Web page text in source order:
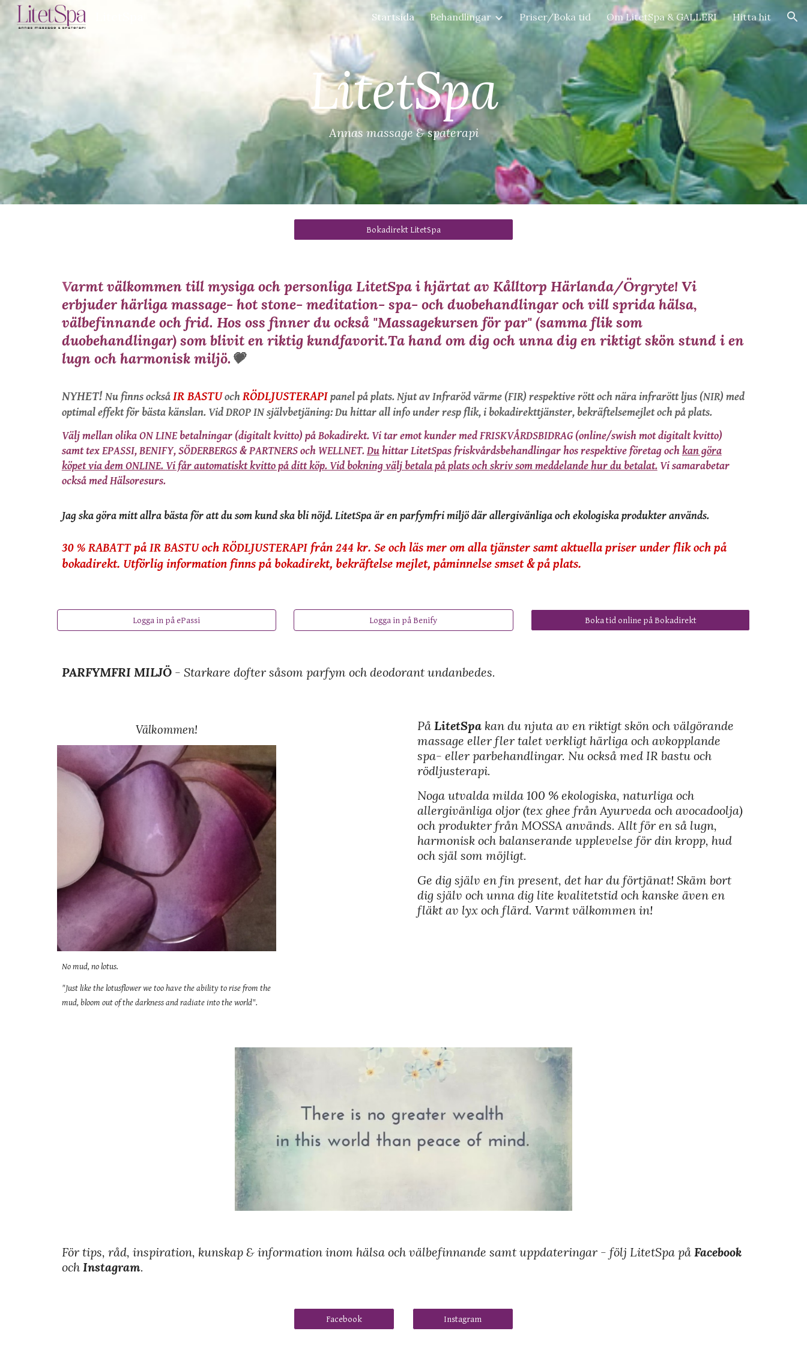
Skip to navigation
Startsida Behandlingar Priser/Boka tid Om LitetSpa & GALLERI Hitta hit
LitetSpa
Annas massage & spaterapi
Bokadirekt LitetSpa
Varmt välkommen till mysiga och personliga LitetSpa i hjärtat av Kålltorp Härlanda/Örgryte! Vi
erbjuder härliga massage- hot stone- meditation- spa- och duobehandlingar och vill sprida hälsa,
välbefinnande och frid. Hos oss finner du också "Massagekursen för par" (samma flik som
duobehandlingar)som blivit en riktig kundfavorit.Ta hand om dig och unna dig en riktigt skön stund i en
lugn och harmonisk miljö.💗
NYHET! Nu finns ocksåIR BASTUochRÖDLJUSTERAPIpanel på plats. Njut av Infraröd värme (FIR) respektive rött och nära infrarött ljus (NIR) med
optimal effekt för bästa känslan. Vid DROP IN självbetjäning: Du hittar all info under resp flik, i bokadirekttjänster, bekräftelsemejlet och på plats.
Välj mellan olika ON LINE betalningar (digitalt kvitto) på Bokadirekt. Vi tar emot kunder med FRISKVÅRDSBIDRAG (online/swish mot digitalt kvitto)
samt tex EPASSI, BENIFY, SÖDERBERGS & PARTNERS och WELLNET.Duhittar LitetSpas friskvårdsbehandlingar hos respektive företag ochkan göra
köpet via dem ONLINE. Vi får automatiskt kvitto på ditt köp. Vid bokning välj betala på platsochskriv som meddelandehur du betalat.Vi samarabetar
också med Hälsoresurs.
Jag ska göra mitt allra bästa för att du som kund ska bli nöjd. LitetSpa är enparfymfrimiljödärallergivänliga och ekologiska produkter används.
30 % RABATT på IR BASTUoch RÖDLJUSTERAPIfrån 244 kr. Se och läs mer om alla tjänster samt aktuella priser under flikoch på
bokadirekt. Utförlig information finns på bokadirekt, bekräftelse mejlet, påminnelse smset & på plats.
Logga in på ePassi Logga in på Benify Boka tid online på Bokadirekt
PARFYMFRI MILJÖ- Starkare dofter såsom parfym och deodorant undanbedes.
Välkommen!
No mud, no lotus.
"Just like the lotusflower we too have the ability to rise from the
mud, bloom out of the darkness and radiate into the world".
PåLitetSpa kan du njuta av en riktigt skön och välgörande
massage eller fler talet verkligt härliga och avkopplande
spa- eller parbehandlingar. Nu också med IR bastu och
rödljusterapi.
Noga utvalda milda 100 % ekologiska, naturliga och
allergivänliga oljor (tex ghee från Ayurveda och avocadoolja)
och produkter från MOSSA används. Allt för en så lugn,
harmonisk och balanserande upplevelse för din kropp, hud
och själ som möjligt.
Ge dig själv en fin present, det har du förtjänat! Skäm bort
dig själv och unna dig lite kvalitetstid och kanske även en
fläkt av lyx och flärd. Varmt välkommen in!
För tips, råd, inspiration, kunskap & information inom hälsa och välbefinnande samt uppdateringar - följ LitetSpa på Facebook
och Instagram.
Facebook Instagram